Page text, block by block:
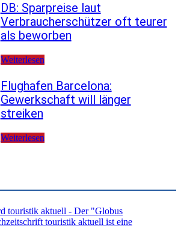
DB: Sparpreise laut
Verbraucherschützer oft teurer
als beworben
Weiterlesen
Flughafen Barcelona:
Gewerkschaft will länger
streiken
Weiterlesen